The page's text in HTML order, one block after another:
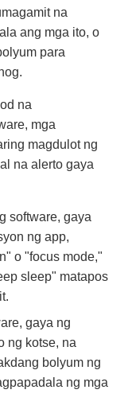
na
ang mga ito, o
para
na
mga
magdulot ng
na alerto gaya
software, gaya
ng app,
o "focus mode,"
sleep" matapos
gaya ng
ng kotse, na
bolyum ng
ng mga